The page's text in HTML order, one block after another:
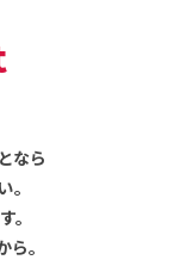
なら
。
。
ら。